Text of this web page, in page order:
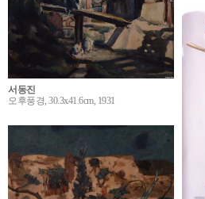
서동진
오후풍경, 30.3x41.6cm, 1931